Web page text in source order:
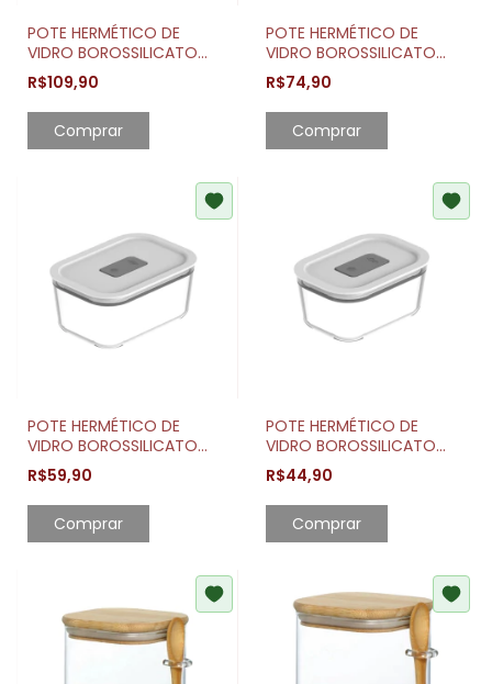
POTE HERMÉTICO DE
VIDRO BOROSSILICATO
FRESH LOCK 2,4 LITROS
R$109,90
Comprar
POTE HERMÉTICO DE
VIDRO BOROSSILICATO
FRESH LOCK 1,2 LITROS
R$74,90
Comprar
POTE HERMÉTICO DE
VIDRO BOROSSILICATO
FRESH LOCK 725ML
R$59,90
Comprar
POTE HERMÉTICO DE
VIDRO BOROSSILICATO
FRESH LOCK 370ML
R$44,90
Comprar